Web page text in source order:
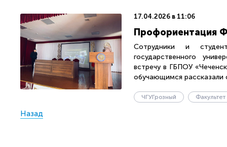
17.04.2026 в 11:06
Профориентация
Сотрудники и
государственного
встречу в ГБПОУ
обучающимся рассказали
ЧГУГрозный
Назад